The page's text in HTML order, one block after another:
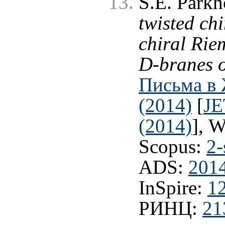
twisted
chiral
D-branes
Письма
(2014) [
(2014)],
Scopus:
ADS:
InSpire:
РИНЦ: